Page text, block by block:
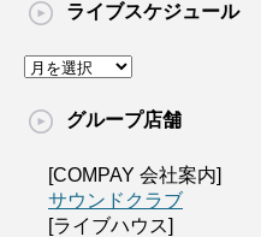
ライブスケジュール
グループ店舗
[COMPAY 会社案内]
サウンドクラブ
[ライブハウス]